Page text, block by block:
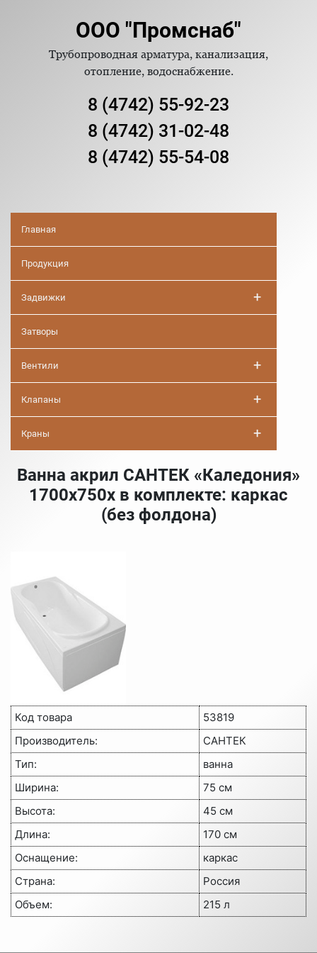
ООО "Промснаб"
Трубопроводная арматура, канализация,
отопление, водоснабжение.
8 (4742) 55-92-23
8 (4742) 31-02-48
8 (4742) 55-54-08
Главная
Продукция
Задвижки +
Затворы
Вентили +
Клапаны +
Краны +
Ванна акрил САНТЕК «Каледония»
1700х750х в комплекте: каркас
(без фолдона)
Код товара
53819
Производитель:
САНТЕК
Тип:
ванна
Ширина:
75 см
Высота:
45 см
Длина:
170 см
Оснащение:
каркас
Страна:
Россия
Объем:
215 л